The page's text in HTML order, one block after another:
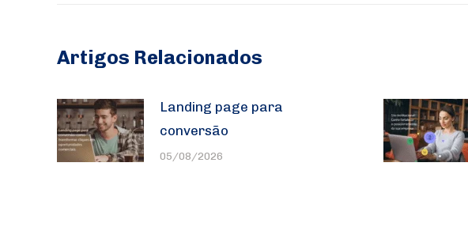
Artigos Relacionados
Landing page para
conversão
05/08/2026